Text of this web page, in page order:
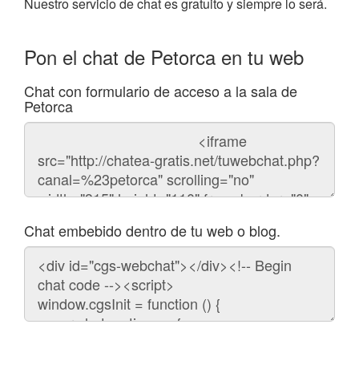
Pon el chat de Petorca en tu web
Chat con formulario de acceso a la sala de
Petorca
Código
chat
Chat embebido dentro de tu web o blog.
Código
para
embeber
chat